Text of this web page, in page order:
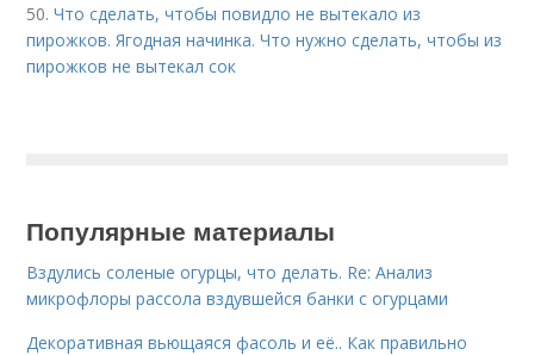
50.Что сделать, чтобы повидло не вытекало из
пирожков. Ягодная начинка. Что нужно сделать, чтобы из
пирожков не вытекал сок
Популярные материалы
Вздулись соленые огурцы, что делать. Re: Анализ
микрофлоры рассола вздувшейся банки с огурцами
Декоративная вьющаяся фасоль и её.. Как правильно